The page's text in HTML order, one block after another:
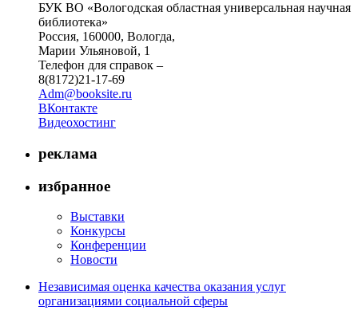
БУК ВО «Вологодская областная универсальная научная
библиотека»
Россия, 160000, Вологда,
Марии Ульяновой, 1
Телефон для справок –
8(8172)21-17-69
Adm@booksite.ru
ВКонтакте
Видеохостинг
реклама
избранное
Выставки
Конкурсы
Конференции
Новости
Независимая оценка качества оказания услуг
организациями социальной сферы